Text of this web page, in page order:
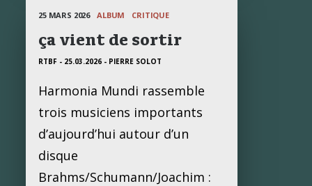
25 MARS 2026 ALBUM CRITIQUE
ça vient de sortir
RTBF - 25.03.2026 - PIERRE SOLOT
Harmonia Mundi rassemble
trois musiciens importants
d’aujourd’hui autour d’un
disque
Brahms/Schumann/Joachim :